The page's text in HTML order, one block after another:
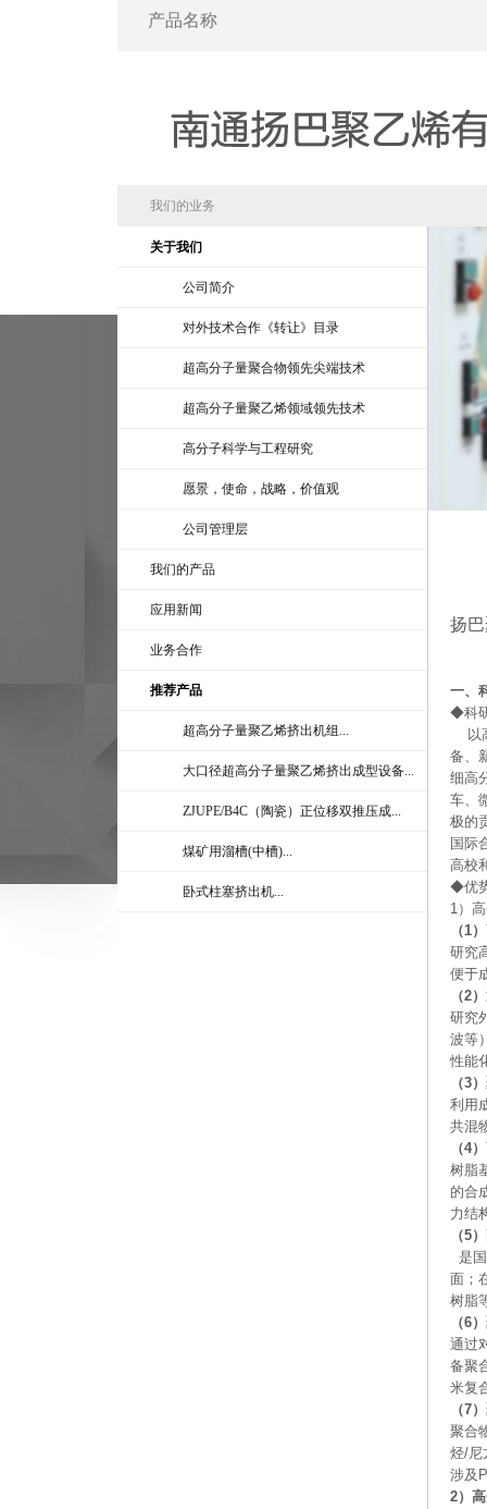
我们的业务
关于我们
公司简介
对外技术合作《转让》目录
超高分子量聚合物领先尖端技术
超高分子量聚乙烯领域领先技术
高分子科学与工程研究
愿景，使命，战略，价值观
公司管理层
我们的产品
应用新闻
业务合作
推荐产品
超高分子量聚乙烯挤出机组...
大口径超高分子量聚乙烯挤出成型设备...
ZJUPE/B4C（陶瓷）正位移双推压成...
煤矿用溜槽(中槽)...
卧式柱塞挤出机...
扬
一、
◆科
以
备、
细高
车、
极的
国际
高校
◆优
1）
（1
研究
便于
（2
研究
波等
性能
（3
利用
共混
（4
树脂
的合
力结
（5
是
面；
树脂
（6
通过
备聚
米复
（7
聚合
烃/尼
涉及
2）